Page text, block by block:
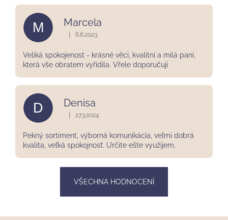
M Marcela
Hodnocení obchodu je 5 z 5 hvězdiček.
6.6.2023
Veliká spokojenost - krásné věci, kvalitní a milá paní,
která vše obratem vyřídila. Vřele doporučuji
D Denisa
Hodnocení obchodu je 5 z 5 hvězdiček.
27.3.2024
Pekný sortiment, výborná komunikácia, veľmi dobrá
kvalita, veľká spokojnosť. Určite ešte využijem.
VŠECHNA HODNOCENÍ